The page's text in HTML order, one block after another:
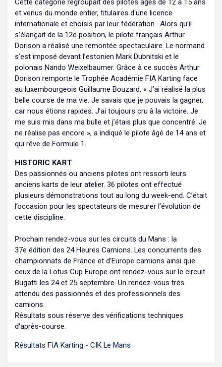
Cette catégorie regroupait des pilotes âgés de 12 à 15 ans
et venus du monde entier, titulaires d'une licence
internationale et choisis par leur fédération. Alors qu’il
s’élançait de la 12e position, le pilote français Arthur
Dorison a réalisé une remontée spectaculaire. Le normand
s’est imposé devant l’estonien Mark Dubnitski et le
polonais Nando Weixelbaumer. Grâce à ce succès Arthur
Dorison remporte le Trophée Académie FIA Karting face
au luxembourgeois Guillaume Bouzard. « J’ai réalisé la plus
belle course de ma vie. Je savais que je pouvais la gagner,
car nous étions rapides. J’ai toujours cru à la victoire. Je
me suis mis dans ma bulle et j’étais plus que concentré. Je
ne réalise pas encore », a indiqué le pilote âgé de 14 ans et
qui rêve de Formule 1.
HISTORIC KART
Des passionnés ou anciens pilotes ont ressorti leurs
anciens karts de leur atelier. 36 pilotes ont effectué
plusieurs démonstrations tout au long du week-end. C’était
l’occasion pour les spectateurs de mesurer l’évolution de
cette discipline.
Prochain rendez-vous sur les circuits du Mans : la
37e édition des 24 Heures Camions. Les concurrents des
championnats de France et d’Europe camions ainsi que
ceux de la Lotus Cup Europe ont rendez-vous sur le circuit
Bugatti les 24 et 25 septembre. Un rendez-vous très
attendu des passionnés et des professionnels des
camions.
Résultats sous réserve des vérifications techniques
d'après-course.
Résultats FIA Karting - CIK Le Mans